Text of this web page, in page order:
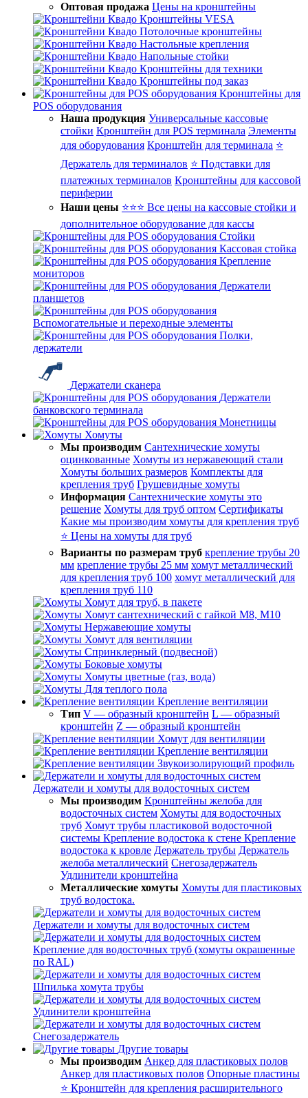
Оптовая продажа Цены на кронштейны
Кронштейны VESA
Потолочные кронштейны
Настольные крепления
Напольные стойки
Кронштейны для техники
Кронштейны под заказ
Кронштейны для
POS оборудования
Наша продукция Универсальные кассовые
стойки Кронштейн для POS терминала Элементы
для оборудования Кронштейн для терминала ⭐
Держатель для терминалов ⭐ Подставки для
платежных терминалов Кронштейны для кассовой
периферии
Наши цены ⭐⭐⭐ Все цены на кассовые стойки и
дополнительное оборудование для кассы
Стойки
Кассовая стойка
Крепление
мониторов
Держатели
планшетов
Вспомогательные и переходные элементы
Полки,
держатели
Держатели сканера
Держатели
банковского терминала
Монетницы
Хомуты
Мы производим Сантехнические хомуты
оцинкованные Хомуты из нержавеющий стали
Хомуты больших размеров Комплекты для
крепления труб Грушевидные хомуты
Информация Сантехнические хомуты это
решение Хомуты для труб оптом Сертификаты
Какие мы производим хомуты для крепления труб
⭐ Цены на хомуты для труб
Варианты по размерам труб крепление трубы 20
мм крепление трубы 25 мм хомут металлический
для крепления труб 100 хомут металлический для
крепления труб 110
Хомут для труб, в пакете
Хомут сантехнический с гайкой М8, М10
Нержавеющие хомуты
Хомут для вентиляции
Спринклерный (подвесной)
Боковые хомуты
Хомуты цветные (газ, вода)
Для теплого пола
Крепление вентиляции
Тип V — образный кронштейн L — образный
кронштейн Z — образный кронштейн
Хомут для вентиляции
Крепление вентиляции
Звукоизолирующий профиль
Держатели и хомуты для водосточных систем
Мы производим Кронштейны желоба для
водосточных систем Хомуты для водосточных
труб Хомут трубы пластиковой водосточной
системы Крепление водостока к стене Крепление
водостока к кровле Держатель трубы Держатель
желоба металлический Снегозадержатель
Удлинители кронштейна
Металлические хомуты Хомуты для пластиковых
труб водостока.
Держатели и хомуты для водосточных систем
Крепление для водосточных труб (хомуты окрашенные
по RAL)
Шпилька хомута трубы
Удлинители кронштейна
Снегозадержатель
Другие товары
Мы производим Анкер для пластиковых полов
Анкер для пластиковых полов Опорные пластины
⭐ Кронштейн для крепления расширительного